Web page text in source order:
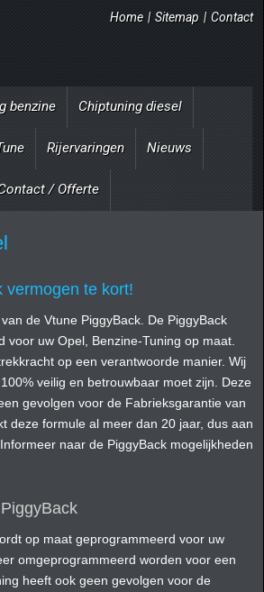
Home | Sitemap | Contact
benzine Chiptuning diesel
Rijervaringen Nieuws
/ Offerte
vermogen te kort!
de Vtune PiggyBack. De PiggyBack
voor uw Opel, Benzine-Tuning op maat.
op een verantwoorde manier. Wij
veilig en betrouwbaar moet zijn. Deze
gevolgen voor de Fabrieksgarantie van
deze formule al meer dan 20 jaar, dus aan
naar de PiggyBack mogelijkheden
op maat geprogrammeerd voor uw
omgeprogrammeerd worden voor een
heeft ook geen gevolgen voor de